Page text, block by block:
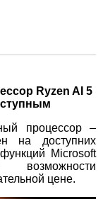
Ryzen AI 5
процессор –
на доступних
Microsoft
цене.